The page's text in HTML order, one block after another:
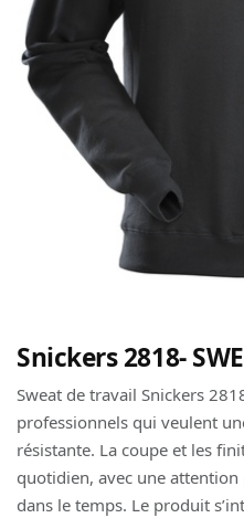
Snickers 2818-
Sweat de travail Snickers
professionnels qui veulent
résistante. La coupe et les
quotidien, avec une
dans le temps. Le produit